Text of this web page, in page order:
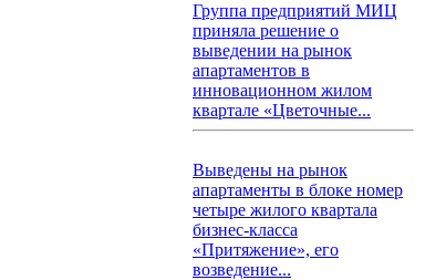
Группа предприятий МИЦ
приняла решение о
выведении на рынок
апартаментов в
инновационном жилом
квартале «Цветочные...
Выведены на рынок
апартаменты в блоке номер
четыре жилого квартала
бизнес-класса
«Притяжение», его
возведение...